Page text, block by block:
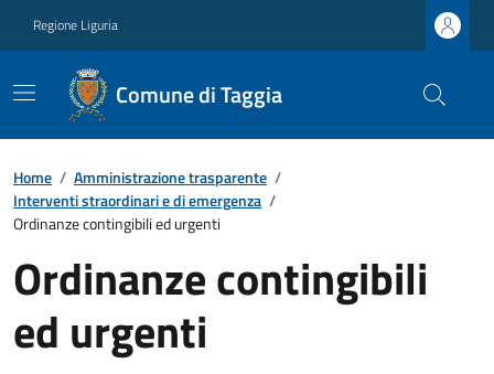
Regione Liguria
Comune di Taggia
Home / Amministrazione trasparente /
Interventi straordinari e di emergenza /
Ordinanze contingibili ed urgenti
Ordinanze contingibili
ed urgenti